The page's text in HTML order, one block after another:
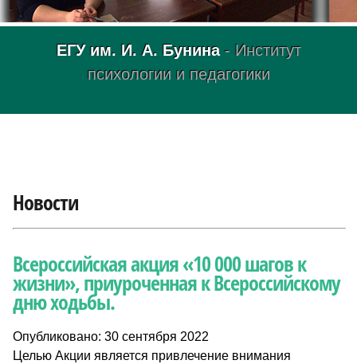
ЕГУ им. И. А. Бунина- Институт
психологии и педагогики
Новости
Всероссийская акция «10 000 шагов к
жизни», приуроченная к Всероссийскому
дню ходьбы.
Опубликовано: 30 сентября 2022
Целью Акции является привлечение внимания